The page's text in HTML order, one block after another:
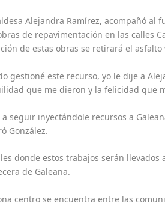
Alejandra Ramírez, acompañó al
de repavimentación en las calles
de estas obras se retirará el asfalto
gestioné este recurso, yo le dije a
que me dieron y la felicidad que
a seguir inyectándole recursos a
González.
donde estos trabajos serán
de Galeana.
centro se encuentra entre las